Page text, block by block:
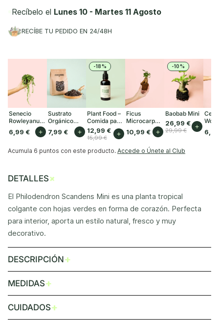
Senecio
Rowleyanus
Mini
6,99 € +
Sustrato
Orgánico
para Plantas
de Interior 3L
7,99 € +
-18%
Plant Food –
Comida para
Plantas
Interior 50ml
12,99 €
15,99 € +
Ficus
Microcarpa
Mini
10,99 € +
-10%
Baobab Mini
26,99 €
29,99 € +
Recíbelo el Lunes 10 - Martes 11 Agosto
Acumula 6 puntos con este producto. Accede o Únete al Club
RECÍBE TU PEDIDO EN 24/48H
DETALLES+
El Philodendron Scandens Mini es una planta tropical
colgante con hojas verdes en forma de corazón. Perfecta
para interior, aporta un estilo natural, fresco y muy
decorativo.
DESCRIPCIÓN+
MEDIDAS+
CUIDADOS+